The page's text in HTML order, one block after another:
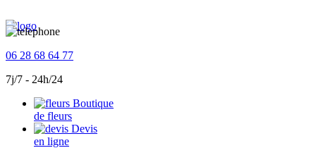
06 28 68 64 77
7j/7 - 24h/24
Boutique
de fleurs
Devis
en ligne